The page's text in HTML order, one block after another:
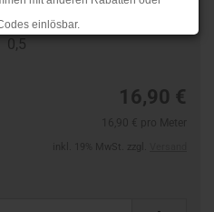
einlösbar.
.
längeren Lieferzeiten kommen.
0,5
16,90 €